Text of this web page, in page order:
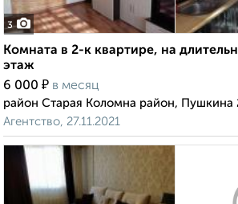
3
Комната в 2-к квартире, на
этаж
6 000 ₽ в месяц
район Старая Коломна район, Пушкина
Агентство, 27.11.2021